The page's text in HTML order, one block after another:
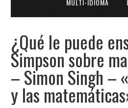
MULTI-IDIOMA
¿Qué le puede
Simpson sobre
– Simon Singh –
y las